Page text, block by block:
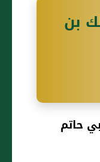
بن
حاتم